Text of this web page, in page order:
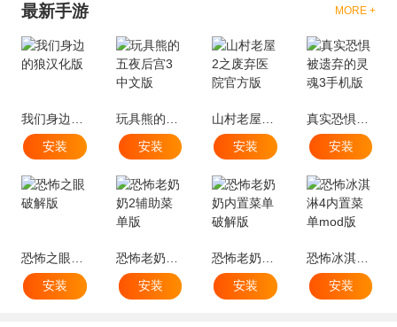
最新手游 MORE +
安装
安装
安装
安装
安装
安装
安装
安装